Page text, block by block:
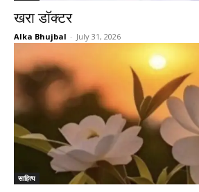
खरा डॉक्टर
Alka Bhujbal - July 31, 2026
साहित्य